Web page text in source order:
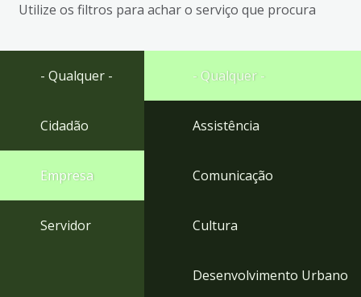
busca
Ir
Utilize os filtros para achar o serviço que procura
- Qualquer -
Cidadão
Empresa
Servidor
- Qualquer -
Assistência
Comunicação
Cultura
Desenvolvimento Urbano